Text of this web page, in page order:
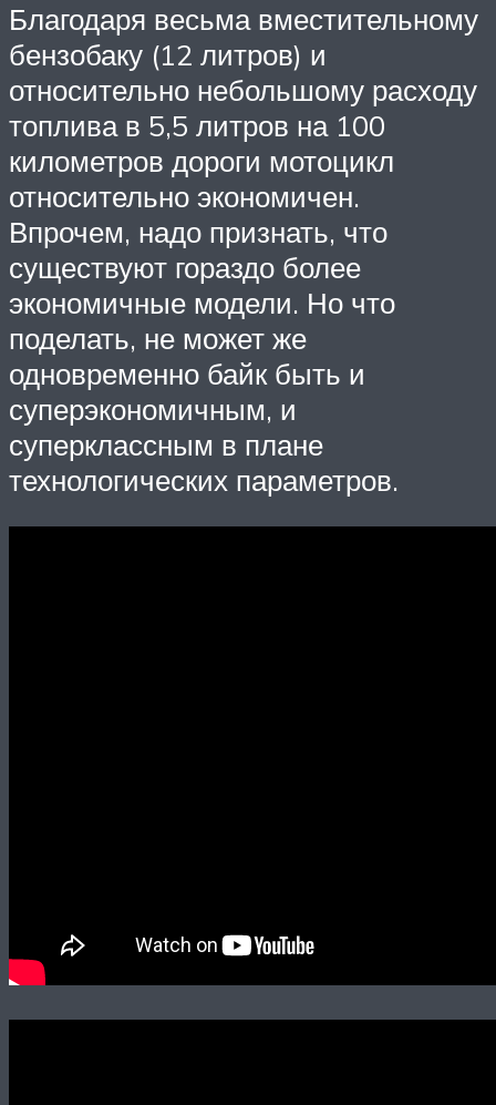
Благодаря весьма вместительному
бензобаку (12 литров) и
относительно небольшому расходу
топлива в 5,5 литров на 100
километров дороги мотоцикл
относительно экономичен.
Впрочем, надо признать, что
существуют гораздо более
экономичные модели. Но что
поделать, не может же
одновременно байк быть и
суперэкономичным, и
суперклассным в плане
технологических параметров.